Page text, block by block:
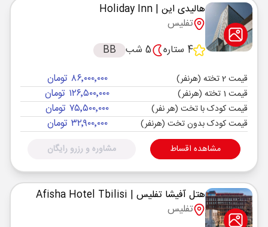
هالیدی این | Holiday Inn
تفلیس
4 ستاره
5 شب BB
قیمت 2 تخته (هرنفر) ۸۶٬۰۰۰٬۰۰۰ تومان
قیمت 1 تخته (هرنفر) ۱۲۶٬۵۰۰٬۰۰۰ تومان
قیمت کودک با تخت (هر نفر) ۷۵٬۵۰۰٬۰۰۰ تومان
قیمت کودک بدون تخت (هرنفر) ۳۲٬۹۰۰٬۰۰۰ تومان
مشاهده اقساط مشاوره و رزرو رایگان
هتل آفیشا تفلیس | Afisha Hotel Tbilisi
تفلیس